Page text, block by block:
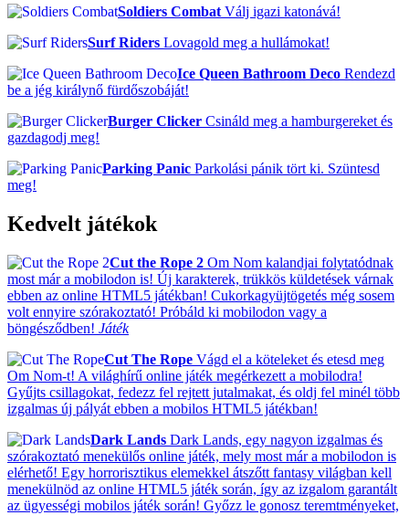
Soldiers Combat Válj igazi katonává!
Surf Riders Lovagold meg a hullámokat!
Ice Queen Bathroom Deco Rendezd
be a jég királynő fürdőszobáját!
Burger Clicker Csináld meg a hamburgereket és
gazdagodj meg!
Parking Panic Parkolási pánik tört ki. Szüntesd
meg!
Kedvelt játékok
Cut the Rope 2 Om Nom kalandjai folytatódnak
most már a mobilodon is! Új karakterek, trükkös küldetések várnak
ebben az online HTML5 játékban! Cukorkagyüjtögetés még sosem
volt ennyire szórakoztató! Próbáld ki mobilodon vagy a
böngésződben! Játék
Cut The Rope Vágd el a köteleket és etesd meg
Om Nom-t! A világhírű online játék megérkezett a mobilodra!
Gyűjts csillagokat, fedezz fel rejtett jutalmakat, és oldj fel minél több
izgalmas új pályát ebben a mobilos HTML5 játékban!
Dark Lands Dark Lands, egy nagyon izgalmas és
szórakoztató menekülős online játék, mely most már a mobilodon is
elérhető! Egy horrorisztikus elemekkel átszőtt fantasy világban kell
menekülnöd az online HTML5 játék során, így az izgalom garantált
az ügyességi mobilos játék során! Győzz le gonosz teremtményeket,